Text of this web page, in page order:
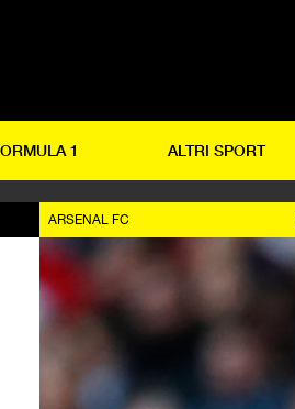
1 ALTRI SPORT
ARSENAL FC